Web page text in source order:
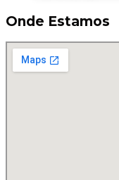
Onde Estamos